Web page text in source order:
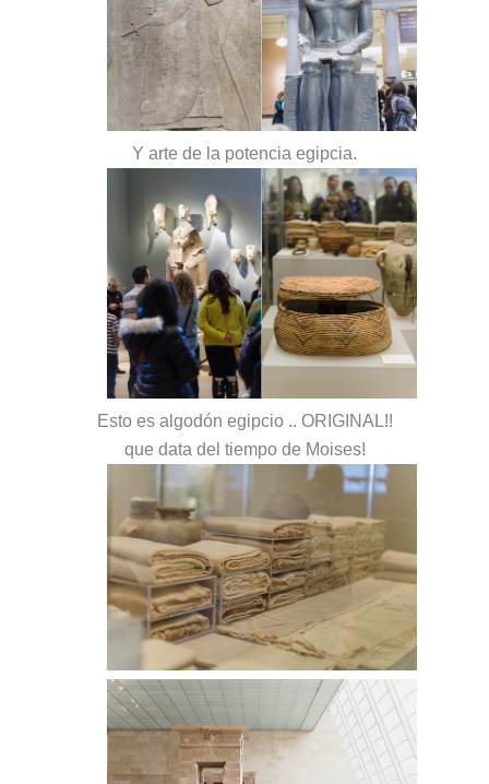
Y arte de la potencia egipcia.
Esto es algodón egipcio .. ORIGINAL!!
que data del tiempo de Moises!